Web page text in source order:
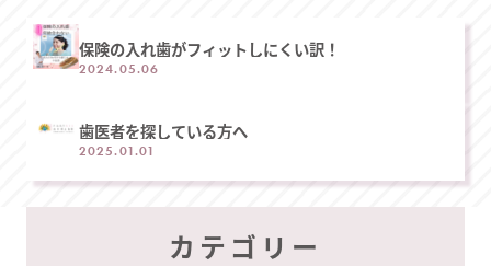
保険の入れ歯がフィットしにくい訳！
2024.05.06
歯医者を探している方へ
2025.01.01
カテゴリー